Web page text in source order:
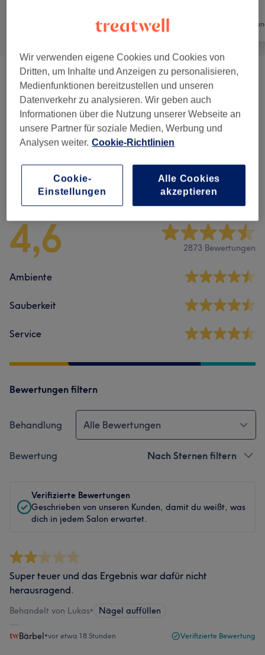
Nägel
Maniküre & Pediküre
Nagelmodellage ) ab 10 €
Nägel - Design (5
Salonbewertungen
4,6 2873 Bewertungen
Ambiente
Sauberkeit
Service
Bewertungen filtern
Behandlung Alle Bewertungen
Bewertung Nach Sternen filtern
Verifizierte Bewertungen
Geschrieben von unseren Kunden, damit du weißt, was
dich in jedem Salon erwartet.
Super teuer und das Ergebnis war dafür nicht
herausragend.
Behandelt von Lukas• Nägel auffüllen
Bärbel•vor etwa 18 Stunden Verifizierte Bewertung
Wir verwenden eigene Cookies und Cookies von
Dritten, um Inhalte und Anzeigen zu personalisieren,
Medienfunktionen bereitzustellen und unseren
Datenverkehr zu analysieren. Wir geben auch
Informationen über die Nutzung unserer Webseite an
unsere Partner für soziale Medien, Werbung und
Analysen weiter. Cookie-Richtlinien
Cookie-
Einstellungen
Alle Cookies
akzeptieren